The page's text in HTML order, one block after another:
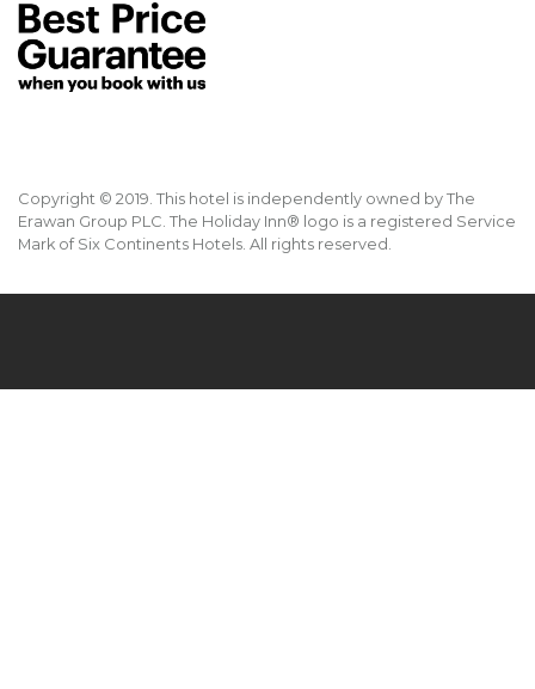
Copyright © 2019. This hotel is independently owned by The
Erawan Group PLC. The Holiday Inn® logo is a registered Service
Mark of Six Continents Hotels. All rights reserved.